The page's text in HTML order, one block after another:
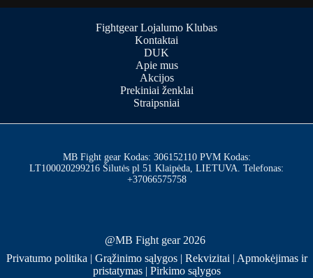
Fightgear Lojalumo Klubas
Kontaktai
DUK
Apie mus
Akcijos
Prekiniai ženklai
Straipsniai
MB Fight gear Kodas: 306152110 PVM Kodas:
LT100020299216 Šilutės pl 51 Klaipėda, LIETUVA. Telefonas:
+37066575758
@MB Fight gear 2026
Privatumo politika | Grąžinimo sąlygos | Rekvizitai | Apmokėjimas ir
pristatymas| Pirkimo sąlygos